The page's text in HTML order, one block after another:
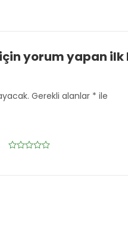
yorum yapan ilk
Gerekli alanlar * ile